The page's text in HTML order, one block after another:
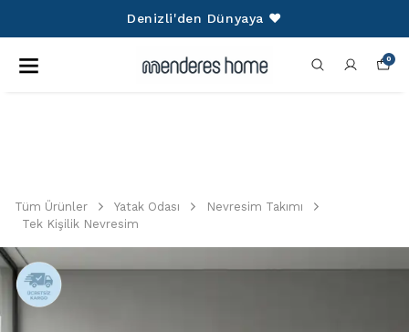
Dünyaya ❤️
0
Tüm Ürünler Yatak Odası
Nevresim Takımı
Tek Kişilik Nevresim